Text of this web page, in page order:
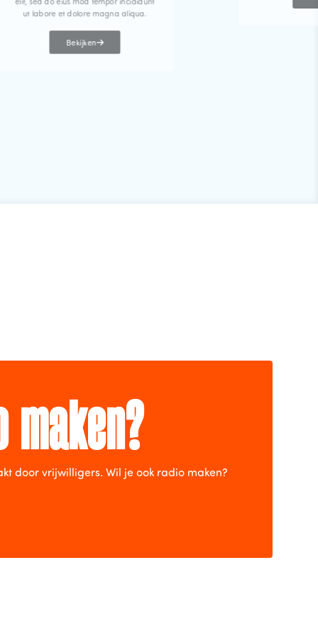
ut labore et dolore magna aliqua.
Bekijken
door vrijwilligers. Wil je ook radio maken?